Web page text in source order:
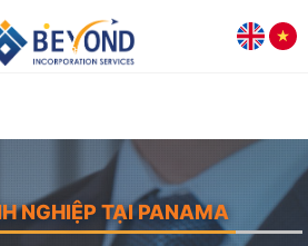
NGHIỆP TẠI PANAMA